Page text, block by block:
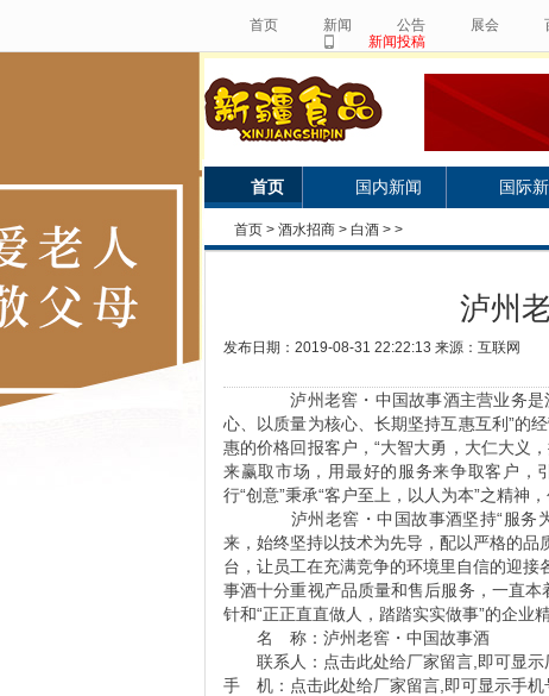
首页 新闻 公告 展会
新闻投稿
首页 国内新闻 国际
首页 > 酒水招商 > 白酒 > >
泸州
发布日期：2019-08-31 22:22:13 来源：互联网
泸州老窖・中国故事酒主营业务是
心、以质量为核心、长期坚持互惠互利”的
惠的价格回报客户，“大智大勇，大仁大义
来赢取市场，用最好的服务来争取客户，
行“创意”秉承“客户至上，以人为本”之精神
泸州老窖・中国故事酒坚持“服务为
来，始终坚持以技术为先导，配以严格的
台，让员工在充满竞争的环境里自信的迎
事酒十分重视产品质量和售后服务，一直
针和“正正直直做人，踏踏实实做事”的企业精
名 称：泸州老窖・中国故事酒
联系人：点击此处给厂家留言,即可显示
手 机：点击此处给厂家留言,即可显示手机